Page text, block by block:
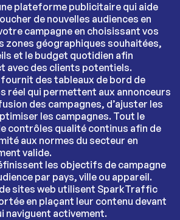
plateforme publicitaire qui aide
de nouvelles audiences en
campagne en choisissant vos
zones géographiques souhaitées,
et le budget quotidien afin
avec des clients potentiels.
des tableaux de bord de
réel qui permettent aux annonceurs
des campagnes, d’ajuster les
les campagnes. Tout le
contrôles qualité continus afin de
aux normes du secteur en
valide.
les objectifs de campagne
par pays, ville ou appareil.
sites web utilisent SparkTraffic
en plaçant leur contenu devant
naviguent activement.